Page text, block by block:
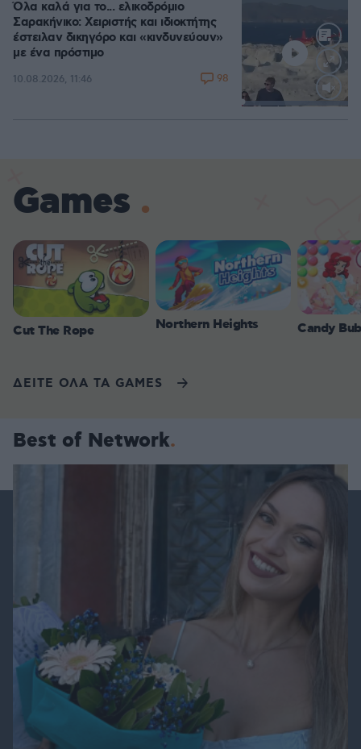
Loaded
Όλα καλά για το... ελικοδρόμιο
Σαρακήνικο: Χειριστής και ιδιοκτήτης
έστειλαν δικηγόρο και «κινδυνεύουν»
με ένα πρόστιμο
10.08.2026, 11:46 98
Games
Cut The Rope Northern Heights Candy
ΔΕΙΤΕ ΟΛΑ ΤΑ GAMES
Best of Network